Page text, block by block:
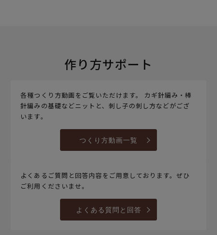
作り方サポート
各種つくり方動画をご覧いただけます。 カギ針編み・棒
針編みの基礎などニットと、刺し子の刺し方などがござ
います。
つくり方動画一覧
よくあるご質問と回答内容をご用意しております。ぜひ
ご利用くださいませ。
よくある質問と回答